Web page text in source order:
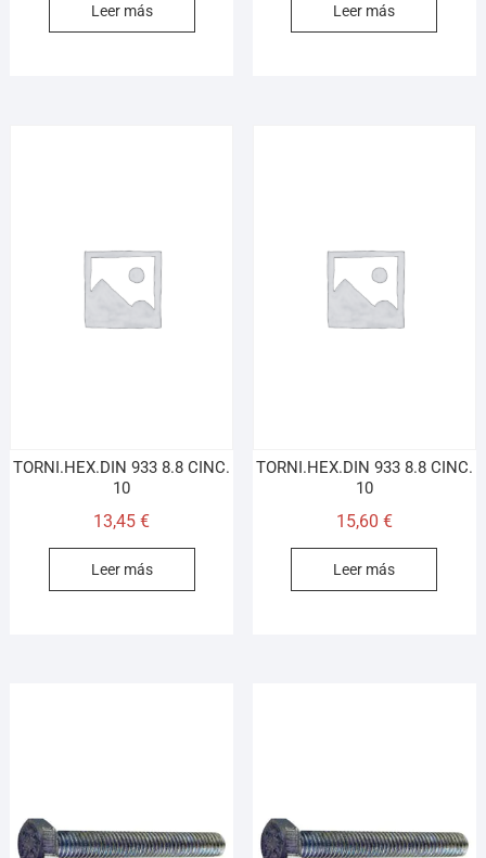
Leer más Leer más
TORNI.HEX.DIN 933 8.8 CINC.
10
13,45€
Leer más
TORNI.HEX.DIN 933 8.8 CINC.
10
15,60 €
Leer más